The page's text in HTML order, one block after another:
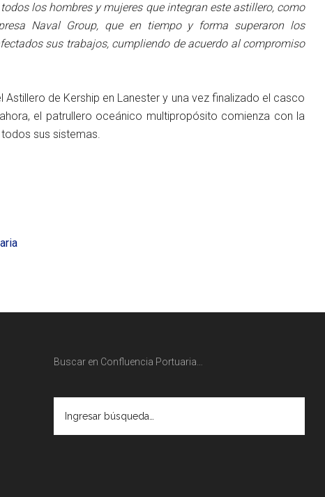
los hombres y mujeres que integran este astillero, como
Naval Group, que en tiempo y forma superaron los
sus trabajos, cumpliendo de acuerdo al compromiso
de Kership en Lanester y una vez finalizado el casco
el patrullero oceánico multipropósito comienza con la
sus sistemas.
Buscar en Confluencia Portuaria…
búsqueda…